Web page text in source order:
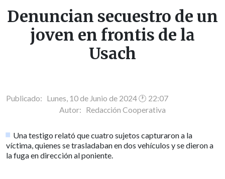
Denuncian secuestro de un
joven en frontis de la
Usach
Publicado: Lunes, 10 de Junio de 2024 🕐 22:07
Autor: Redacción Cooperativa
Una testigo relató que cuatro sujetos capturaron a la
víctima, quienes se trasladaban en dos vehículos y se dieron a
la fuga en dirección al poniente.